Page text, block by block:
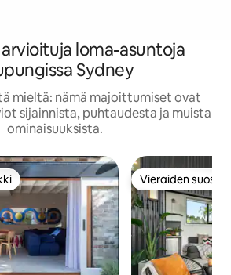
loma-asuntoja
Sydney
mieltä: nämä majoittumiset ovat
sijainnista, puhtaudesta ja muista
ominaisuuksista.
parhaimmistoa Vieraiden
Vieraiden